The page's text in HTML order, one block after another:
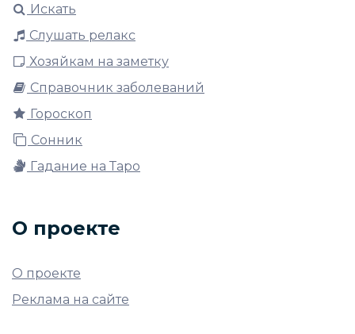
Искать
Слушать релакс
Хозяйкам на заметку
Справочник заболеваний
Гороскоп
Сонник
Гадание на Таро
О проекте
О проекте
Реклама на сайте